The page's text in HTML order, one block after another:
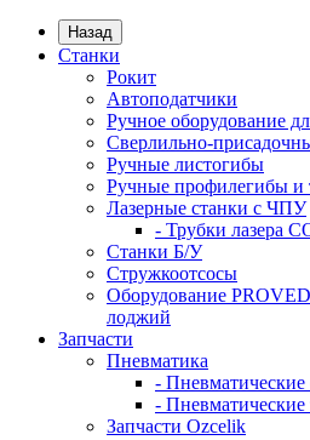
Назад
Станки
Рокит
Автоподатчики
Ручное оборудование
Сверлильно-
Ручные листогибы
Ручные профилегибы и
Лазерные станки с ЧПУ
- Трубки лазера
Станки Б/У
Стружкоотсосы
Оборудование
лоджий
Запчасти
Пневматика
- Пневматические
-
Запчасти Ozcelik